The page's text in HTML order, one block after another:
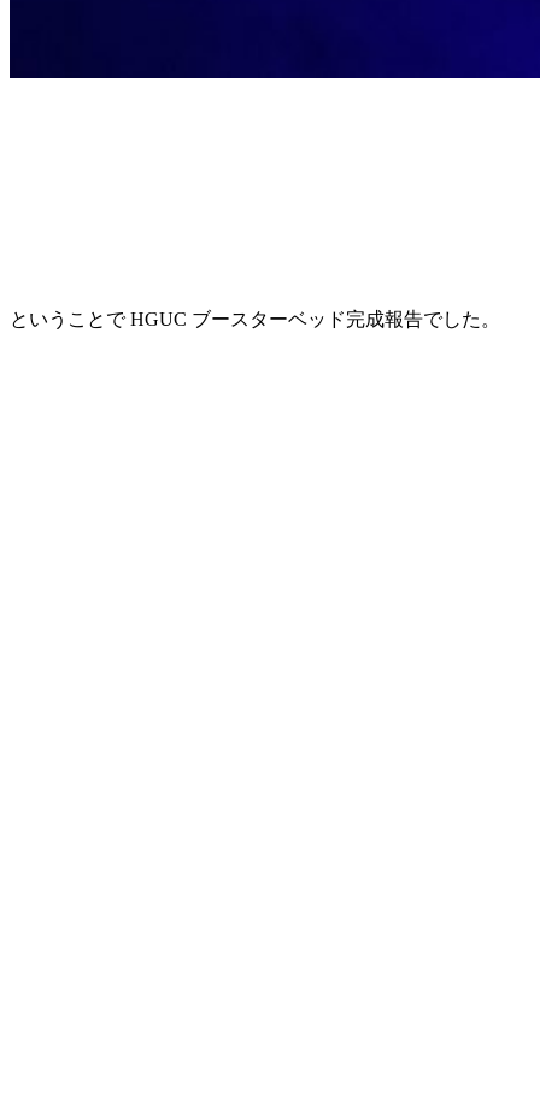
ということで HGUC ブースターベッド完成報告でした。